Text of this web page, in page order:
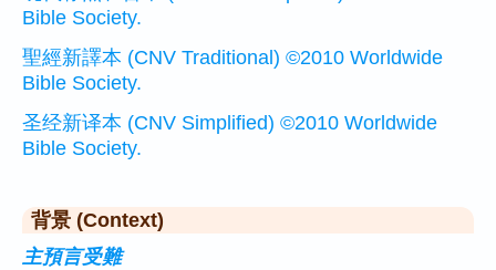
Bible Society.
聖經新譯本 (CNV Traditional) ©2010 Worldwide
Bible Society.
圣经新译本 (CNV Simplified) ©2010 Worldwide
Bible Society.
背景 (Context)
主預言受難